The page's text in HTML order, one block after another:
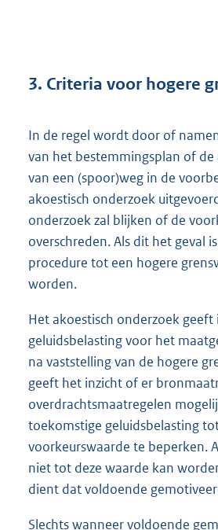
3. Criteria voor hogere
In de regel wordt door of
van het bestemmingsplan of
van een (spoor)weg in de
akoestisch onderzoek
onderzoek zal blijken of de
overschreden. Als dit het geval
procedure tot een hogere
worden.
Het akoestisch onderzoek geeft
geluidsbelasting voor het
na vaststelling van de hogere
geeft het inzicht of er
overdrachtsmaatregelen
toekomstige geluidsbelasting
voorkeurswaarde te beperken.
niet tot deze waarde kan
dient dat voldoende
Slechts wanneer voldoende